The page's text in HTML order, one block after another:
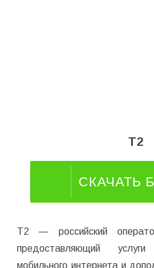
T2
СКАЧАТЬ
T2 — российский
предоставляющий
мобильного интернета и